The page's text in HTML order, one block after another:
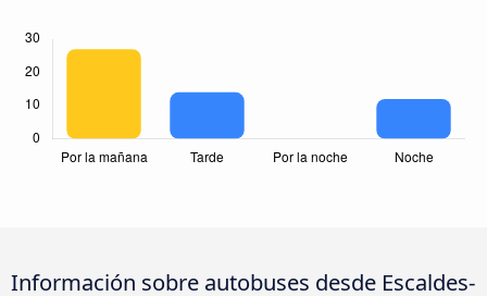
Información sobre autobuses desde Escaldes-